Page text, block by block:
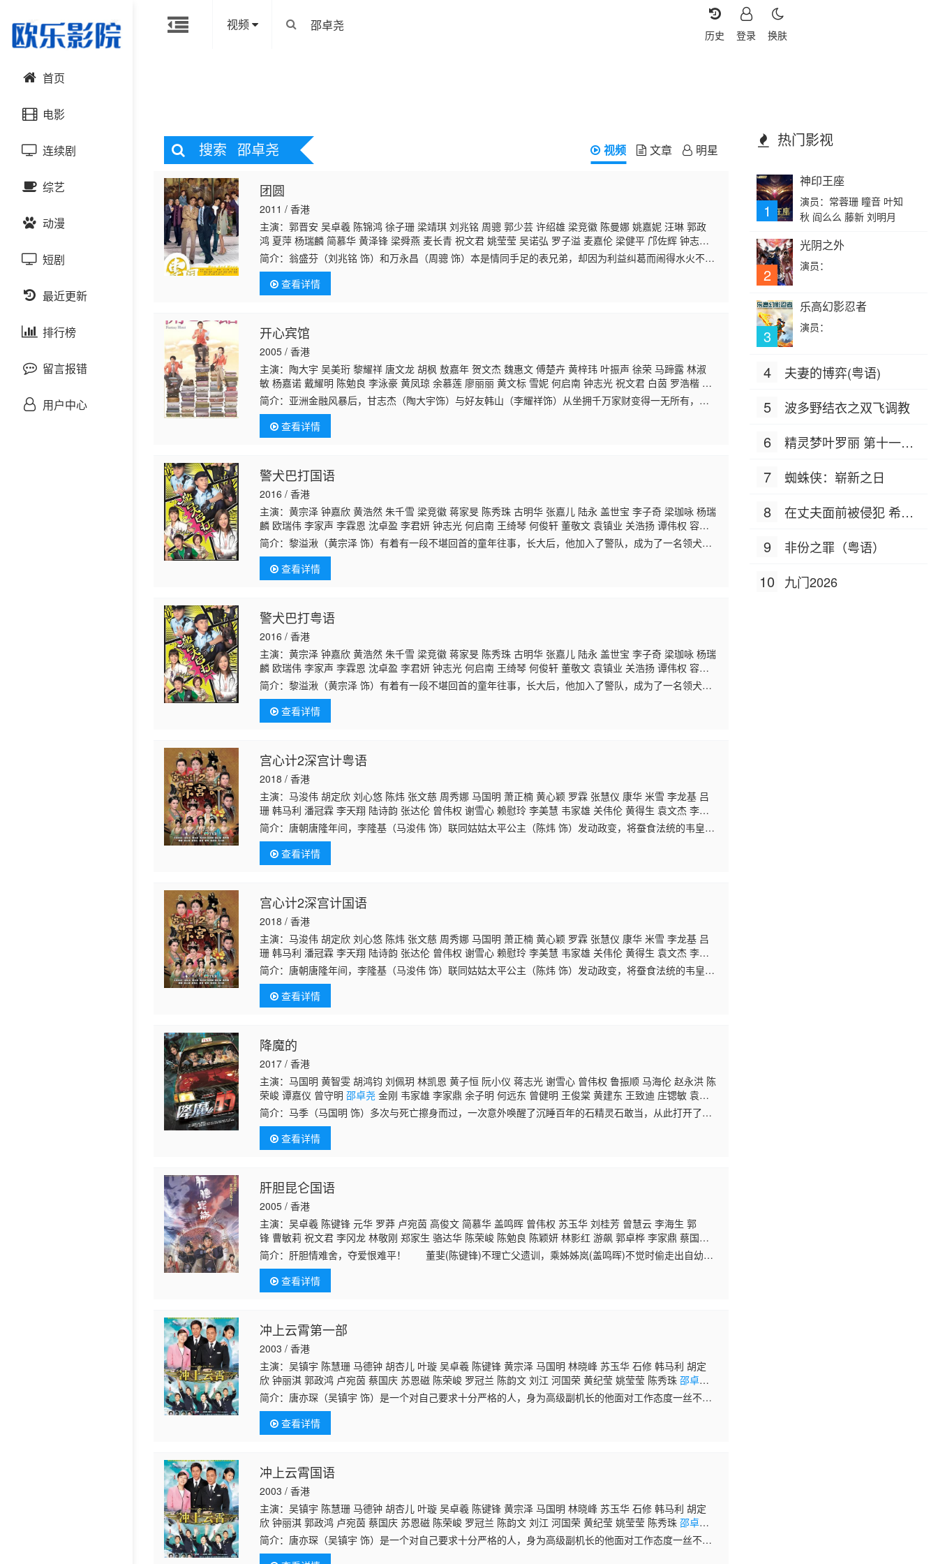
视频
换肤
登录
历史
首页
电影
动作片
喜剧片
爱情片
科幻片
恐怖片
剧情片
战争片
悬疑片
连续剧
国产剧
港台剧
日韩剧
欧美剧
泰国剧
综艺
大陆综艺
日韩综艺
港台综艺
欧美综艺
动漫
国产动漫
日韩动漫
欧美动漫
短剧
最近更新
排行榜
留言报错
用户中心
搜索 邵卓尧 视频 文章 明星
团圆
2011 / 香港
主演：郭晋安 吴卓羲 陈锦鸿 徐子珊 梁靖琪 刘兆铭 周骢 郭少芸 许绍雄 梁竞徽 陈曼娜 姚嘉妮 汪琳 郭政
鸿 夏萍 杨瑞麟 简慕华 黄泽锋 梁舜燕 麦长青 祝文君 姚莹莹 吴诺弘 罗子溢 麦嘉伦 梁健平 邝佐辉 钟志
光 夏竹欣 李颖芝 李璧琦 王青 张纹嘉 陈荣峻 陈狄克 周宝霖 李鸿杰 招石文 杨潮凯 何庆辉 陈志健 李伟
健 沈可欣 尹诗沛 李君妍 曾健明 陈琪 范彩儿 陈建文 陈珈颖 杨证桦
轩 罗天池 陈宛蔚 阮儿 苏恩磁 李兴华 罗泳娴 布伟杰 余子明 萧丽芠 方
简介：翁盛芬（刘兆铭 饰）和万永昌（周骢 饰）本是情同手足的表兄弟，却因为利益纠葛而闹得水火不
容。最终，翁家长子翁以进（郭晋安 饰）提出了让步，用公司的股份换取了万家老字号面店的铺位，并且
收纳了王永昌和
查看详情
开心宾馆
2005 / 香港
主演：陶大宇 吴美珩 黎耀祥 唐文龙 胡枫 敖嘉年 贺文杰 魏惠文 傅楚卉 黄梓玮 叶振声 徐荣 马蹄露 林淑
敏 杨嘉诺 戴耀明 陈勉良 李泳豪 黄凤琼 余慕莲 廖丽丽 黄文标 雪妮 何启南 钟志光 祝文君 白茵 罗浩楷 朱
婉仪 汤盈盈 黄智贤 苏丽明 邝佐辉 陈狄克 汤俊明 张汉斌 邵卓尧虞天伟 曾健明 邓汝超 黎秀英 杨证桦 张
洁莲 宁进 杨鸿俊 王殷廷 何庆辉 何芷珊 叶凯茵 何婷恩 刘桂芳 萧徽勇 李丽丽 许碧姬 曾守明 郑世豪 何俊
轩 陈姿颖 陈荣峻 王俊棠 高俊文 郭卓桦
简介： 亚洲金融风暴后，甘志杰（陶大宇饰）与好友韩山（李耀祥饰）从坐拥千万家财变得一无所有，马
死下地走，他们从头做起，在旅游界当导游，等待机会他朝东山再起。 翁家文由于丈夫外遇遭遇婚
变，做惯了少奶奶的她
查看详情
警犬巴打国语
2016 / 香港
主演：黄宗泽 钟嘉欣 黄浩然 朱千雪 梁竞徽 蒋家旻 陈秀珠 古明华 张嘉儿 陆永 盖世宝 李子奇 梁珈咏 杨瑞
麟 欧瑞伟 李家声 李霖恩 沈卓盈 李君妍 钟志光 何启南 王绮琴 何俊轩 董敬文 袁镇业 关浩扬 谭伟权 容天
佑 陈嘉辉 何伟业 黄得生邵卓尧谭坤伦 陈勉良 方伊琪 秦煌 刘江 鲁振顺 吴绮珊 沈可欣 陈荣峻 周梓盈 马
贯东 陈珈颖 许碧姬 罗天池 张彦博 曾慧云 徐玟晴 李冈龙 陈洁玲 陈华鑫 陈俊坚 祝文君 周丽欣 黄颖君 李
海生 郭千瑜 陈伟洪 焦浩轩 吴云甫 余应彤 彭纪谚 陈伟琪 麦皓
简介：黎溢湫（黄宗泽 饰）有着有一段不堪回首的童年往事，长大后，他加入了警队，成为了一名领犬
员。让黎溢湫没有想到的是，自己所分配到的警犬巴打，竟然曾是毒枭所圈养的看门狗，不仅如此，这一
人一狗之间还有过一
查看详情
警犬巴打粤语
2016 / 香港
主演：黄宗泽 钟嘉欣 黄浩然 朱千雪 梁竞徽 蒋家旻 陈秀珠 古明华 张嘉儿 陆永 盖世宝 李子奇 梁珈咏 杨瑞
麟 欧瑞伟 李家声 李霖恩 沈卓盈 李君妍 钟志光 何启南 王绮琴 何俊轩 董敬文 袁镇业 关浩扬 谭伟权 容天
佑 陈嘉辉 何伟业 黄得生邵卓尧谭坤伦 陈勉良 方伊琪 秦煌 刘江 鲁振顺 吴绮珊 沈可欣 陈荣峻 周梓盈 马
贯东 陈珈颖 许碧姬 罗天池 张彦博 曾慧云 徐玟晴 李冈龙 陈洁玲 陈华鑫 陈俊坚 祝文君 周丽欣 黄颖君 李
海生 郭千瑜 陈伟洪 焦浩轩 吴云甫 余应彤 彭纪谚 陈伟琪 麦皓
简介：黎溢湫（黄宗泽 饰）有着有一段不堪回首的童年往事，长大后，他加入了警队，成为了一名领犬
员。让黎溢湫没有想到的是，自己所分配到的警犬巴打，竟然曾是毒枭所圈养的看门狗，不仅如此，这一
人一狗之间还有过一
查看详情
宫心计2深宫计粤语
2018 / 香港
主演：马浚伟 胡定欣 刘心悠 陈炜 张文慈 周秀娜 马国明 萧正楠 黄心颖 罗霖 张慧仪 康华 米雪 李龙基 吕
珊 韩马利 潘冠霖 李天翔 陆诗韵 张达伦 曾伟权 谢雪心 赖慰玲 李美慧 韦家雄 关伟伦 黄得生 袁文杰 李忠
希邵卓尧王俊棠 杨证桦 麦玲玲 陈志健 杜燕歌 陈庭欣 区霭玲
简介： 唐朝唐隆年间，李隆基（马浚伟 饰）联同姑姑太平公主（陈炜 饰）发动政变，将蚕食法统的韦皇后
（米雪 饰）就地正法，拥护相王李旦重回大统。看似重归平静的太极深宫，实则暗流涌动……朝堂之上，
风云色变，李
查看详情
宫心计2深宫计国语
2018 / 香港
主演：马浚伟 胡定欣 刘心悠 陈炜 张文慈 周秀娜 马国明 萧正楠 黄心颖 罗霖 张慧仪 康华 米雪 李龙基 吕
珊 韩马利 潘冠霖 李天翔 陆诗韵 张达伦 曾伟权 谢雪心 赖慰玲 李美慧 韦家雄 关伟伦 黄得生 袁文杰 李忠
希邵卓尧王俊棠 杨证桦 麦玲玲 陈志健 杜燕歌 陈庭欣 区霭玲
简介： 唐朝唐隆年间，李隆基（马浚伟 饰）联同姑姑太平公主（陈炜 饰）发动政变，将蚕食法统的韦皇后
（米雪 饰）就地正法，拥护相王李旦重回大统。看似重归平静的太极深宫，实则暗流涌动……朝堂之上，
风云色变，李
查看详情
降魔的
2017 / 香港
主演：马国明 黄智雯 胡鸿钧 刘佩玥 林凯恩 黄子恒 阮小仪 蒋志光 谢雪心 曾伟权 鲁振顺 马海伦 赵永洪 陈
荣峻 谭嘉仪 曾守明邵卓尧 金刚 韦家雄 李家鼎 余子明 何远东 曾健明 王俊棠 黄建东 王致迪 庄锶敏 袁镇
业 彭纪谚 李君妍 刘温馨 吴嘉仪 郭田葰 何俊轩 邓永健 莫家淦 刘江 洪永城 罗兰 黄炜溏 苏恩磁 盖世宝 陈
华鑫 曹思诗 曾慧云 关浩扬 李海生 周梓盈 安德尊 吕慧仪 赖慰玲 沈可欣 范文雅 黄得生 周丽欣 方绍聪
简介：马季（马国明 饰）多次与死亡擦身而过，一次意外唤醒了沉睡百年的石精灵石敢当，从此打开了天
眼，看到凡人看不见的「东西」。一次在石敢当（胡鸿钧 饰）决战邪魔之际，马季意外吸走石敢当的灵
力，从此马季成为
查看详情
肝胆昆仑国语
2005 / 香港
主演：吴卓羲 陈键锋 元华 罗莽 卢宛茵 高俊文 简慕华 盖鸣晖 曾伟权 苏玉华 刘桂芳 曾慧云 李海生 郭
锋 曹敏莉 祝文君 李冈龙 林敬刚 郑家生 骆达华 陈荣峻 陈勉良 陈颖妍 林影红 游飙 郭卓桦 李家鼎 蔡国
庆 罗君左 何启南 郭德信 戴耀明 郑俊弘 王俊棠 梁竞徽 麦嘉伦 古明华 潘冠霖 杨嘉诺 黄凤琼 赵静仪 凌礼
文 陆骏光 张汉斌 魏惠文 赵永洪 李启杰
邵卓尧
霍健邦 廖丽丽 陈念君 苏恩磁 丁主惠 赵乐贤 徐荣 何芷
珊 沈可欣 王维德 彭皓锋 林远迎 殷樱 叶凯茵 罗泳娴 李丽丽 萧徽勇 郑
简介： 肝胆情难舍，夺爱恨难平！ 董斐(陈键锋)不理亡父遗训，乘姊姊岚(盖鸣晖)不觉时偷走出自幼居
住的桃花村，途中结识了渔家子常欢(吴卓羲)。斐、欢到钱塘江观潮，斐对富家女邢晓雪(曹敏莉)一见钟
情。 查看详情
冲上云霄第一部
2003 / 香港
主演：吴镇宇 陈慧珊 马德钟 胡杏儿 叶璇 吴卓羲 陈键锋 黄宗泽 马国明 林晓峰 苏玉华 石修 韩马利 胡定
欣 钟丽淇 郭政鸿 卢宛茵 蔡国庆 苏恩磁 陈荣峻 罗冠兰 陈韵文 刘江 河国荣 黄纪莹 姚莹莹 陈秀珠邵卓
尧康华 陈奕迅 骆应钧 李国麟
简介： 唐亦琛（吴镇宇 饰）是一个对自己要求十分严格的人，身为高级副机长的他面对工作态度一丝不
苟。小时候父母吵架，母亲一怒之下飞离香港，把母亲用飞机接回来的愿望成为了亦琛工作最大的动力。
在罗马他邂逅了阿b
查看详情
冲上云霄国语
2003 / 香港
主演：吴镇宇 陈慧珊 马德钟 胡杏儿 叶璇 吴卓羲 陈键锋 黄宗泽 马国明 林晓峰 苏玉华 石修 韩马利 胡定
欣 钟丽淇 郭政鸿 卢宛茵 蔡国庆 苏恩磁 陈荣峻 罗冠兰 陈韵文 刘江 河国荣 黄纪莹 姚莹莹 陈秀珠邵卓
尧康华 陈奕迅 骆应钧 李国麟
简介： 唐亦琛（吴镇宇 饰）是一个对自己要求十分严格的人，身为高级副机长的他面对工作态度一丝不
苟。小时候父母吵架，母亲一怒之下飞离香港，把母亲用飞机接回来的愿望成为了亦琛工作最大的动力。
热门影视
1
神印王座
演员：常蓉珊 瞳音 叶知
秋 阎么么 藤新 刘明月
2
光阴之外
演员：
3
乐高幻影忍者
演员：
4 夫妻的博弈(粤语)
5 波多野结衣之双飞调教
6
精灵梦叶罗丽 第十一季
7 蜘蛛侠：崭新之日
8
在丈夫面前被侵犯 希岛
9 非份之罪（粤语）
10 九门2026